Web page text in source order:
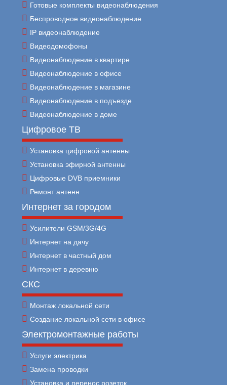
Готовые комплекты видеонаблюдения
Беспроводное видеонаблюдение
IP видеонаблюдение
Видеодомофоны
Видеонаблюдение в квартире
Видеонаблюдение в офисе
Видеонаблюдение в магазине
Видеонаблюдение в подъезде
Видеонаблюдение в доме
Цифровое ТВ
Установка цифровой антенны
Установка эфирной антенны
Цифровые DVB приемники
Ремонт антенн
Интернет за городом
Усилители GSM/3G/4G
Интернет на дачу
Интернет в частный дом
Интернет в деревню
СКС
Монтаж локальной сети
Создание локальной сети в офисе
Электромонтажные работы
Услуги электрика
Замена проводки
Установка и перенос розеток